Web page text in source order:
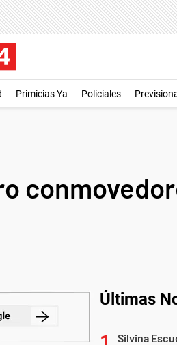
Primicias Ya Policiales
Últimas
Silvina